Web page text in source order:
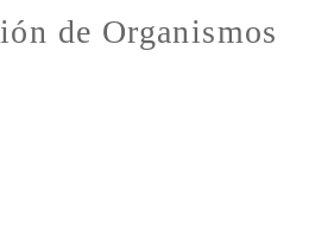
de Organismos